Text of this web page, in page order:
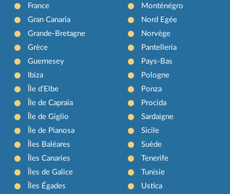
France
Gran Canaria
Grande-Bretagne
Grèce
Guernesey
Ibiza
Île d’Elbe
Île de Capraia
Île de Giglio
Île de Pianosa
Îles Baléares
Îles Canaries
Îles de Galice
Îles Égades
Monténégro
Nord Egée
Norvège
Pantelleria
Pays-Bas
Pologne
Ponza
Procida
Sardaigne
Sicile
Suède
Tenerife
Tunisie
Ustica